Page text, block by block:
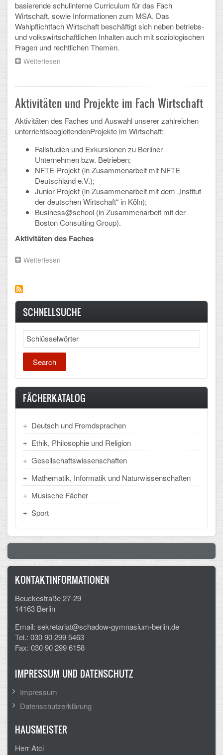
Sekretariat
Ganztagsschule
Schulsozialarbeit
Elternchor
Förderverein
Ehemalige
Schulzeitung: Der Gottfried
FÄCHER
Gesellschaftswissenschaften
Mathematik, Informatik und Naturwissenschaften
Musische Fächer
Sport
ORGANISATION
Abitur
Kurswahl 10. Kl.
Umwahl 11. Kl.
mPA
Wahlfächer
TERMINE
Gitlab
basierende schulinterne Curriculum für das Fach
Wirtschaft, sowie Informationen zum MSA. Das
Wahlpflichtfach Wirtschaft beschäftigt sich neben betriebs-
und volkswirtschaftlichen Inhalten auch mit soziologischen
Fragen und rechtlichen Themen.
Weiterlesen
–
Wahlpflicht
Wirtschaft
in
9
und
10
Aktivitäten und Projekte im Fach Wirtschaft
Aktivitäten des Faches und Auswahl unserer zahlreichen
unterrichtsbegleitendenProjekte im Wirtschaft:
Fallstudien und Exkursionen zu Berliner
Unternehmen bzw. Betrieben;
NFTE-Projekt (in Zusammenarbeit mit NFTE
Deutschland e.V.);
Junior-Projekt (in Zusammenarbeit mit dem „Institut
der deutschen Wirtschaft“ in Köln);
Business@school (in Zusammenarbeit mit der
Boston Consulting Group).
Aktivitäten des Faches
Weiterlesen
Fach
Wirtschaft
SCHNELLSUCHE
Search
FÄCHERKATALOG
Deutsch und Fremdsprachen
Ethik, Philosophie und Religion
Gesellschaftswissenschaften
Mathematik, Informatik und Naturwissenschaften
Musische Fächer
Sport
KONTAKTINFORMATIONEN
Beuckestraße 27-29
14163 Berlin
Email: sekretariat@schadow-gymnasium-berlin.de
Tel.: 030 90 299 5463
Fax: 030 90 299 6158
IMPRESSUM UND DATENSCHUTZ
Impressum
Datenschutzerklärung
HAUSMEISTER
Herr Atci